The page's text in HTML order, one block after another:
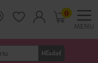
MENU
Hľadať
0